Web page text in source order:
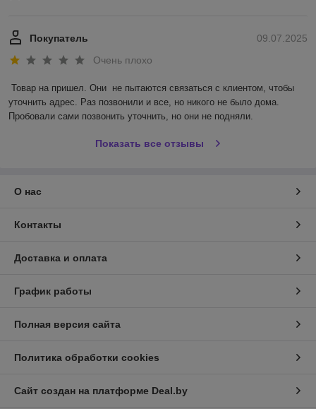
09.07.2025
Покупатель
Очень плохо
Товар на пришел. Они  не пытаются связаться с клиентом, чтобы
уточнить адрес. Раз позвонили и все, но никого не было дома.
Пробовали сами позвонить уточнить, но они не подняли.
Показать все отзывы
О нас
Контакты
Доставка и оплата
График работы
Полная версия сайта
Политика обработки cookies
Сайт создан на платформе Deal.by